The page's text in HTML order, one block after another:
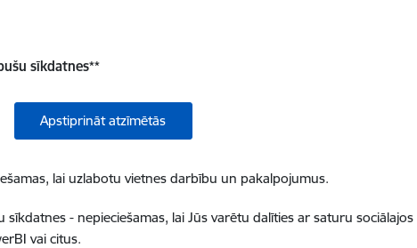
sīkdatnes**
Apstiprināt atzīmētās
lai uzlabotu vietnes darbību un pakalpojumus.
- nepieciešamas, lai Jūs varētu dalīties ar saturu
vai citus.